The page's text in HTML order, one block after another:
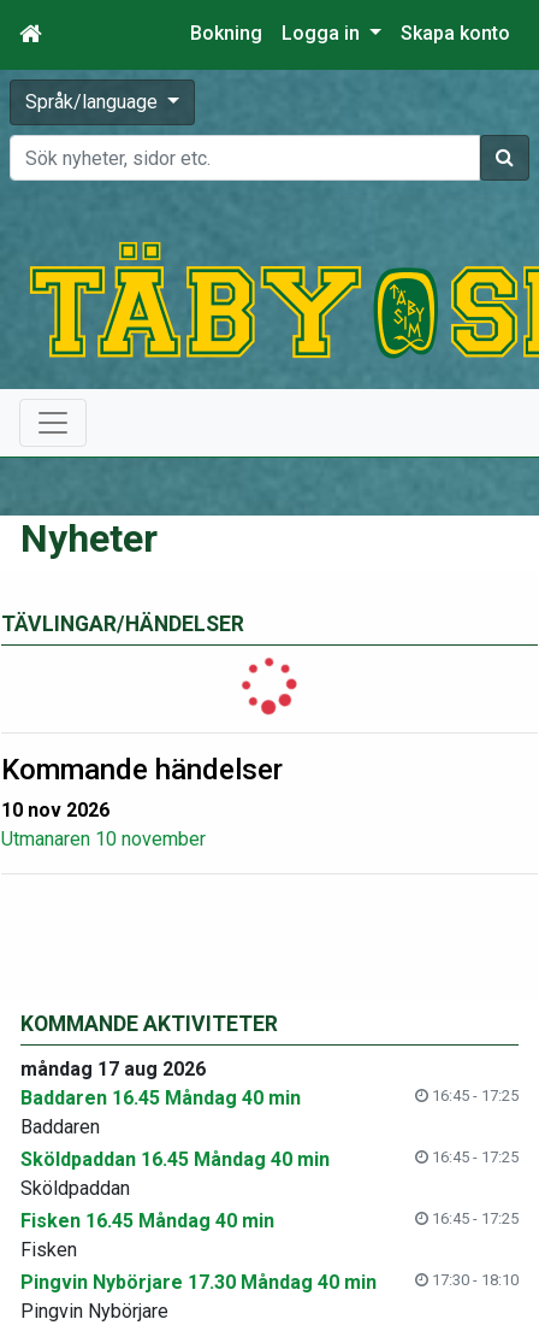
Bokning Logga in Skapa konto
Språk/language
Sök
TÄVLINGAR/HÄNDELSER
Kommande händelser
10 nov 2026
Utmanaren 10 november
Nyheter
KOMMANDE AKTIVITETER
måndag 17 aug 2026
Baddaren 16.45 Måndag 40 min
16:45 - 17:25
Baddaren
Sköldpaddan 16.45 Måndag 40 min
16:45 - 17:25
Sköldpaddan
Fisken 16.45 Måndag 40 min
16:45 - 17:25
Fisken
Pingvin Nybörjare 17.30 Måndag 40 min
17:30 - 18:10
Pingvin Nybörjare